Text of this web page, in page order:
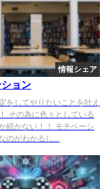
情報シェア
ョン
をしてやりたいことを叶え
その為に色々としている
続かない！！ モチベーシ
のがわかるし...